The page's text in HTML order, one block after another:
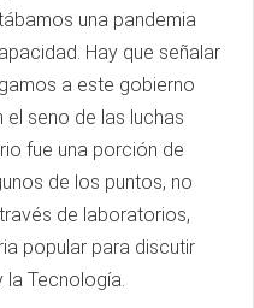
una pandemia
Hay que señalar
a este gobierno
seno de las luchas
fue una porción de
de los puntos, no
de laboratorios,
popular para discutir
la Tecnología.